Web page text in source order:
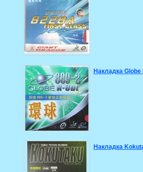
Накладка Globe
Накладка